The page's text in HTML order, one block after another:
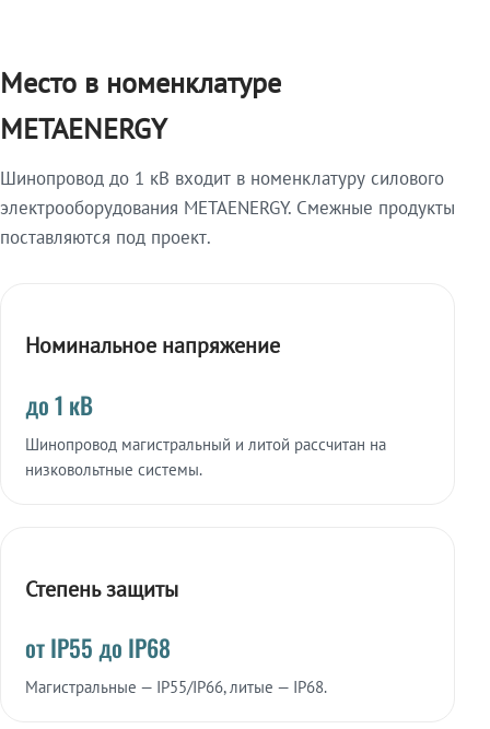
Место в номенклатуре
METAENERGY
Шинопровод до 1 кВ входит в номенклатуру силового
электрооборудования METAENERGY. Смежные продукты
поставляются под проект.
Номинальное напряжение
до 1 кВ
Шинопровод магистральный и литой рассчитан на
низковольтные системы.
Степень защиты
от IP55 до IP68
Магистральные — IP55/IP66, литые — IP68.